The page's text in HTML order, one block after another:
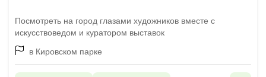
Посмотреть на город глазами художников вместе с
искусствоведом и куратором выставок
в Кировском парке